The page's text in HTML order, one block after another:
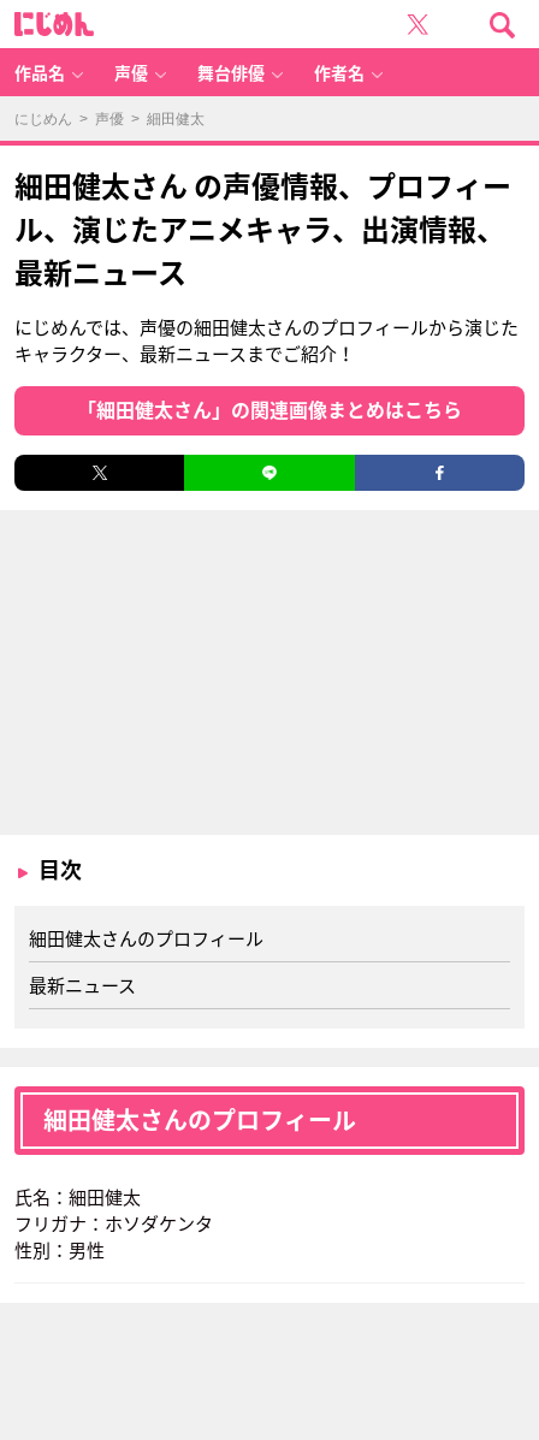
作品名 声優 舞台俳優 作者名
にじめん > 声優 > 細田健太
細田健太さん の声優情報、プロフィー
ル、演じたアニメキャラ、出演情報、
最新ニュース
にじめんでは、声優の細田健太さんのプロフィールから演じた
キャラクター、最新ニュースまでご紹介！
「細田健太さん」の関連画像まとめはこちら
目次
細田健太さんのプロフィール
最新ニュース
細田健太さんのプロフィール
氏名：細田健太
フリガナ：ホソダケンタ
性別：男性